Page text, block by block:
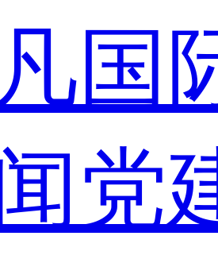
国
党